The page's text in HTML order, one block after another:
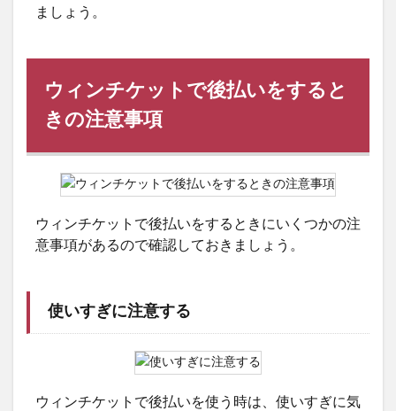
ましょう。
ウィンチケットで後払いをすると
きの注意事項
ウィンチケットで後払いをするときにいくつかの注
意事項があるので確認しておきましょう。
使いすぎに注意する
ウィンチケットで後払いを使う時は、使いすぎに気